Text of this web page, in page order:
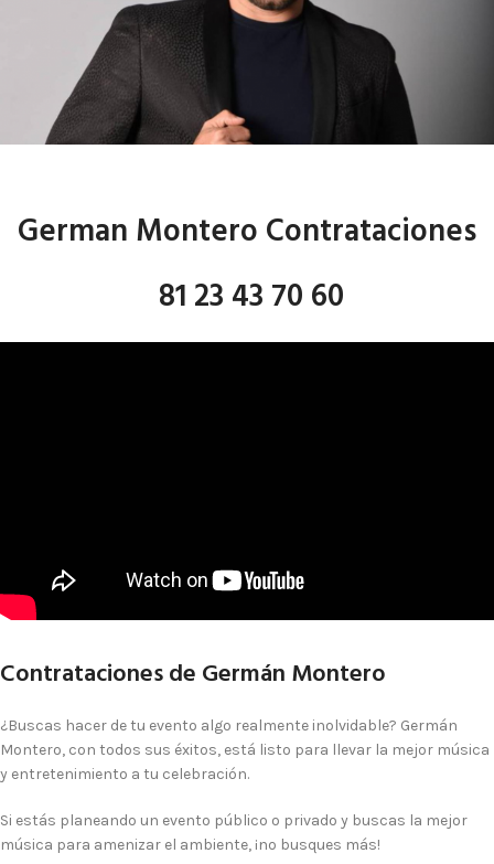
German Montero Contrataciones
81 23 43 70 60
Contrataciones de Germán Montero
¿Buscas hacer de tu evento algo realmente inolvidable? Germán
Montero, con todos sus éxitos, está listo para llevar la mejor música
y entretenimiento a tu celebración.
Si estás planeando un evento público o privado y buscas la mejor
música para amenizar el ambiente, ¡no busques más!